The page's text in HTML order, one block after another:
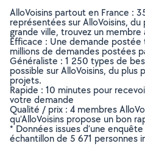
AlloVoisins partout en France :
représentées sur AlloVoisins,
grande ville, trouvez un
Efficace : Une demande
millions de demandes postées
Généraliste : 1 250 types de
possible sur AlloVoisins, du plus
projets.
Rapide : 10 minutes pour
votre demande
Qualité / prix : 4 membres
qu’AlloVoisins propose un bon
* Données issues d’une
échantillon de 5 671 personnes